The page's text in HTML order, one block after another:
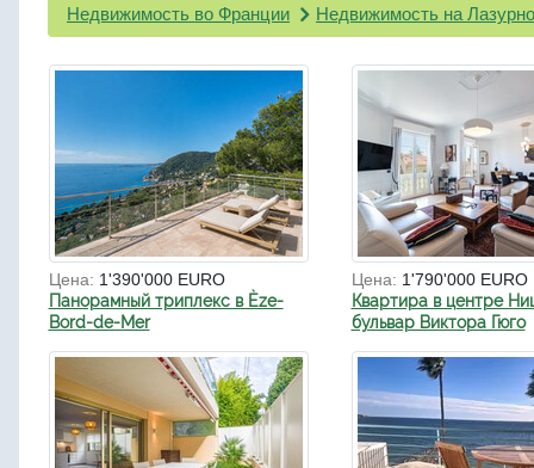
Недвижимость во Франции Недвижимость на
Цена: 1'390'000 EURO
Панорамный триплекс в Èze-
Bord-de-Mer
Цена: 1'790'000 EURO
Квартира в центре
бульвар Виктора Гюго